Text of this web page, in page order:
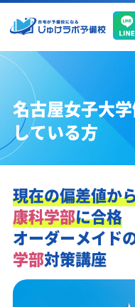
名古屋女子大
している方
現在の偏差値か
康科学部に合格
オーダーメイド
学部対策講座